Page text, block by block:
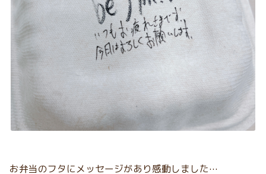
お弁当のフタにメッセージがあり感動しました…